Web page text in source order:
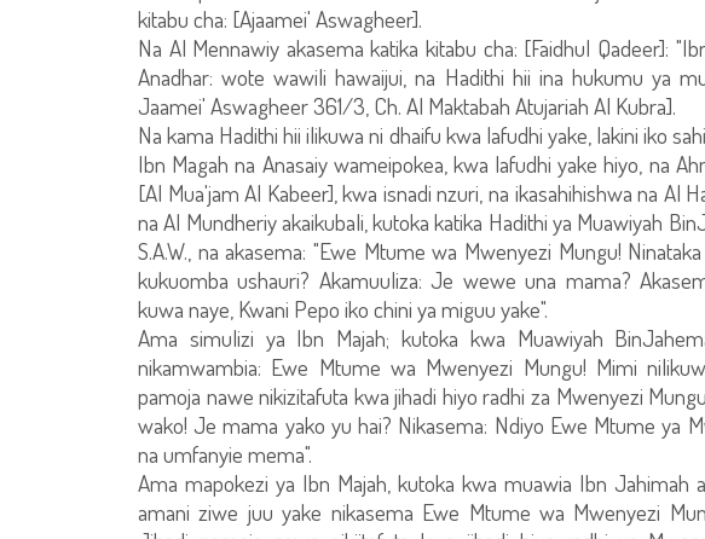
kitabu cha: [Ajaamei' Aswagheer].
Na Al Mennawiy akasema katika kitabu cha: [Faidhul Qadeer]:
Anadhar: wote wawili hawaijui, na Hadithi hii ina hukumu ya
Jaamei' Aswagheer 361/3, Ch. Al Maktabah Atujariah Al Kubra].
Na kama Hadithi hii ilikuwa ni dhaifu kwa lafudhi yake, lakini iko
Ibn Magah na Anasaiy wameipokea, kwa lafudhi yake hiyo, na
[Al Mua'jam Al Kabeer], kwa isnadi nzuri, na ikasahihishwa na Al
na Al Mundheriy akaikubali, kutoka katika Hadithi ya Muawiyah
S.A.W., na akasema: "Ewe Mtume wa Mwenyezi Mungu!
kukuomba ushauri? Akamuuliza: Je wewe una mama?
kuwa naye, Kwani Pepo iko chini ya miguu yake".
Ama simulizi ya Ibn Majah; kutoka kwa Muawiyah
nikamwambia: Ewe Mtume wa Mwenyezi Mungu! Mimi
pamoja nawe nikizitafuta kwa jihadi hiyo radhi za Mwenyezi
wako! Je mama yako yu hai? Nikasema: Ndiyo Ewe Mtume ya
na umfanyie mema".
Ama mapokezi ya Ibn Majah, kutoka kwa muawia Ibn Jahimah
amani ziwe juu yake nikasema Ewe Mtume wa Mwenyezi